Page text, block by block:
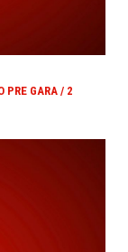
PRE GARA / 2